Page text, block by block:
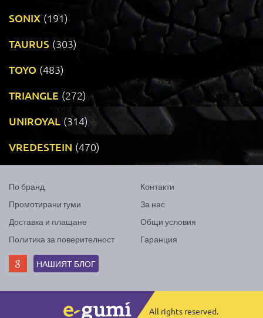
SONIX (191)
TAURUS (303)
TOYO (483)
TRIANGLE (272)
UNIROYAL (314)
VREDESTEIN (470)
По бранд
Промотирани гуми
Доставка и плащане
Политика за поверителност
Контакти
За нас
Общи условия
Гаранция
НАШИЯТ БЛОГ
All rights reserved.